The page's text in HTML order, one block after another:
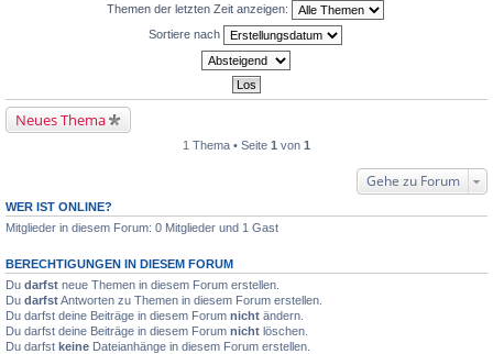
Themen der letzten Zeit anzeigen:
Sortiere nach
Neues Thema
1 Thema • Seite 1 von 1
Gehe zu Forum
WER IST ONLINE?
Mitglieder in diesem Forum: 0 Mitglieder und 1 Gast
BERECHTIGUNGEN IN DIESEM FORUM
Du darfst neue Themen in diesem Forum erstellen.
Du darfstAntworten zu Themen in diesem Forum erstellen.
Du darfst deine Beiträge in diesem Forum nicht ändern.
Du darfst deine Beiträge in diesem Forum nicht löschen.
Du darfst keine Dateianhänge in diesem Forum erstellen.